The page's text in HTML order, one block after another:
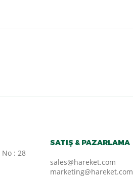
: 28
SATIŞ & PAZARLAMA
sales@hareket.com
marketing@hareket.com